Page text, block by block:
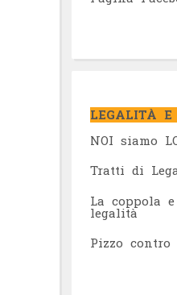
LEGALITÀ E
NOI siamo
Tratti di
La coppola
legalità
Pizzo contro